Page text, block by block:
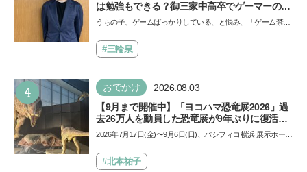
は勉強もできる？御三家中高卒でゲーマーの医
師・阿部智史さんが教えるゲームしながら受験
うちの子、ゲームばっかりしている、と悩み、「ゲーム禁
も…
#三輪泉
4 おでかけ 2026.08.03
【9月まで開催中】「ヨコハマ恐竜展2026」過
去26万人を動員した恐竜展が9年ぶりに復活！
夏休みのおでかけで楽しむポイントを完全ガイ
2026年7月17日(金)〜9月6日(日)、パシフィコ横浜 展示ホール
催…
#北本祐子